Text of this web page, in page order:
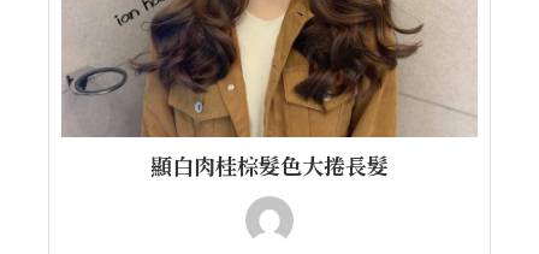
顯白肉桂棕髮色大捲長髮